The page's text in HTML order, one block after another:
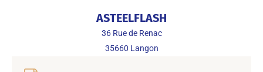
ASTEELFLASH
36 Rue de Renac
35660 Langon